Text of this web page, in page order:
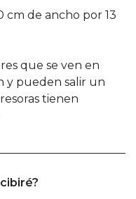
cm de ancho por 13
que se ven en
y pueden salir un
tienen